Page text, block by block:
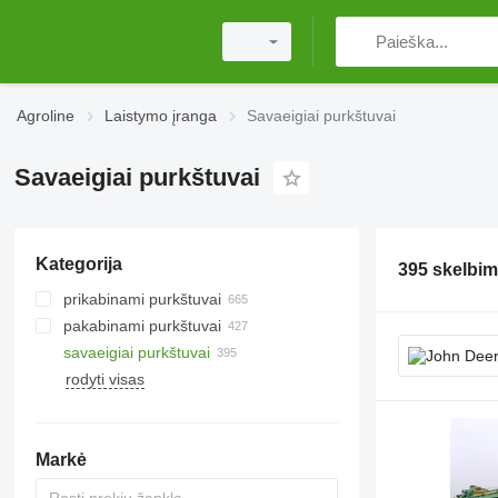
Agroline Laistymo įranga Savaeigiai purkštuvai
Savaeigiai purkštuvai
Kategorija
prikabinami purkštuvai
pakabinami purkštuvai
savaeigiai purkštuvai
rodyti visas
Markė
395